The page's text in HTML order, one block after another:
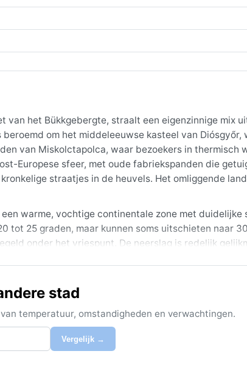
van het Bükkgebergte, straalt een eigenzinnige mix
om het middeleeuwse kasteel van Diósgyőr,
van Miskolctapolca, waar bezoekers in thermisch
Europese sfeer, met oude fabriekspanden die
straatjes in de heuvels. Het omliggende
warme, vochtige continentale zone met duidelijke
tot 25 graden, maar kunnen soms uitschieten naar
onder het vriespunt. De neerslag is redelijk
tegen sneeuw en ijs.
juni en september wanneer het zacht en droog is.
zicht beperken, een typisch fenomeen voor dit
hoewel dat doorgaans niet extreem is. Moesson of
en zomerse onweersbuien. Miskolc biedt
stad
temperatuur, omstandigheden en verwachtingen.
Vergelijk →